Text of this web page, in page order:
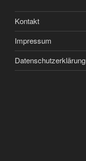
Kontakt
Impressum
Datenschutzerklärung